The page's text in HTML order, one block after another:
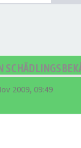
2009, 09:49